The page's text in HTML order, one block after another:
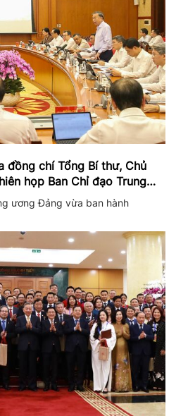
đồng chí Tổng Bí thư, Chủ
họp Ban Chỉ đạo Trung
57
ương Đảng vừa ban hành